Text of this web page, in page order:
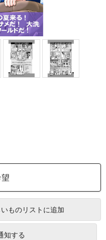
ものリストに追加
知する